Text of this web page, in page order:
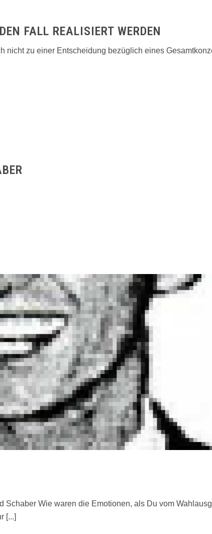
FALL REALISIERT WERDEN
zu einer Entscheidung bezüglich eines
Schaber Wie waren die Emotionen, als Du vom
[...]